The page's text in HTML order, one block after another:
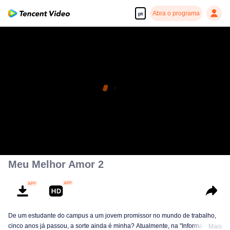
pt Abra o programa
Meu Melhor Amor 2
De um estudante do campus a um jovem promissor no mundo de trabalho,
cinco anos já passou, a sorte ainda é minha? Atualmente, na "Informação
Mais